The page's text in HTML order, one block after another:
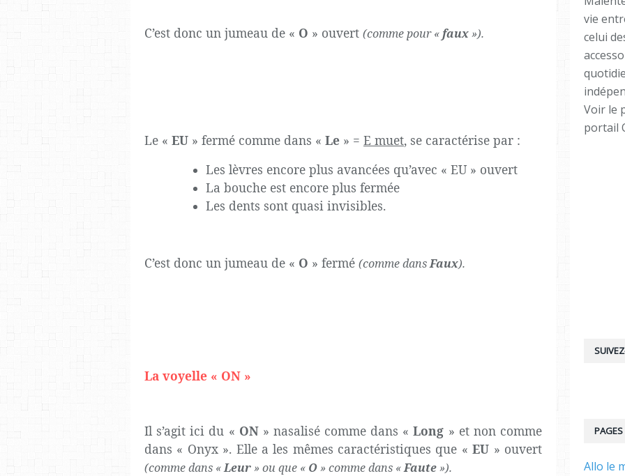
C’est donc un jumeau de « O » ouvert (comme pour «faux»).
Le « EU » fermé comme dans « Le » = E muet, se caractérise par :
Les lèvres encore plus avancées qu’avec « EU » ouvert
La bouche est encore plus fermée
Les dents sont quasi invisibles.
C’est donc un jumeau de « O » fermé (comme dansFaux).
La voyelle « ON »
Il s’agit ici du « ON» nasalisé comme dans «Long » et non comme
dans « Onyx ». Elle a les mêmes caractéristiques que «EU » ouvert
(comme dans «Leur» ou que « O» comme dans «Faute»).
vie
celui
Voir le
portail
PAGES
Allo le